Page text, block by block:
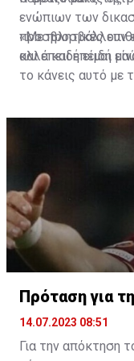
ενώπιων των
προσβλητικές
αλλά και επειδή
«Με προσβάλλουν
και επειδή είμαι
το κάνεις αυτό με
ανέφερε
Πρόταση για
14.07.2023 08:51
Για την απόκτηση